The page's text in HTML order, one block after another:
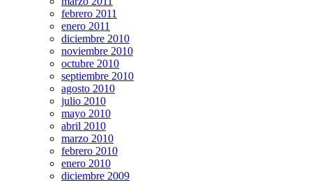
febrero 2011
enero 2011
diciembre 2010
noviembre 2010
octubre 2010
septiembre 2010
agosto 2010
julio 2010
mayo 2010
abril 2010
marzo 2010
febrero 2010
enero 2010
diciembre 2009